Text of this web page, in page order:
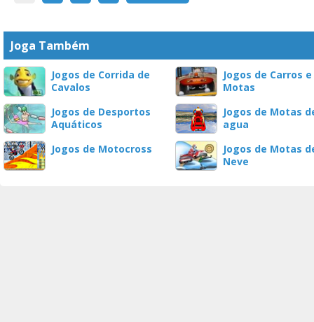
Joga Também
Jogos de Corrida de
Cavalos
Jogos de Carros e
Motas
Jogos de Desportos
Aquáticos
Jogos de Motas
agua
Jogos de Motocross
Jogos de Motas
Neve